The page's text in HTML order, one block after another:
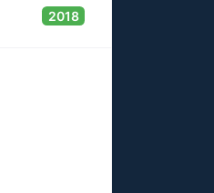
2018